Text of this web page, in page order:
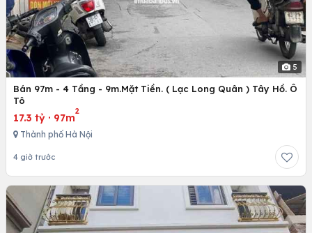
5
Bán 97m - 4 Tầng - 9m.Mặt Tiền. ( Lạc Long Quân ) Tây Hồ. Ô
Tô
17.3 tỷ · 97m
2
Thành phố Hà Nội
4 giờ trước